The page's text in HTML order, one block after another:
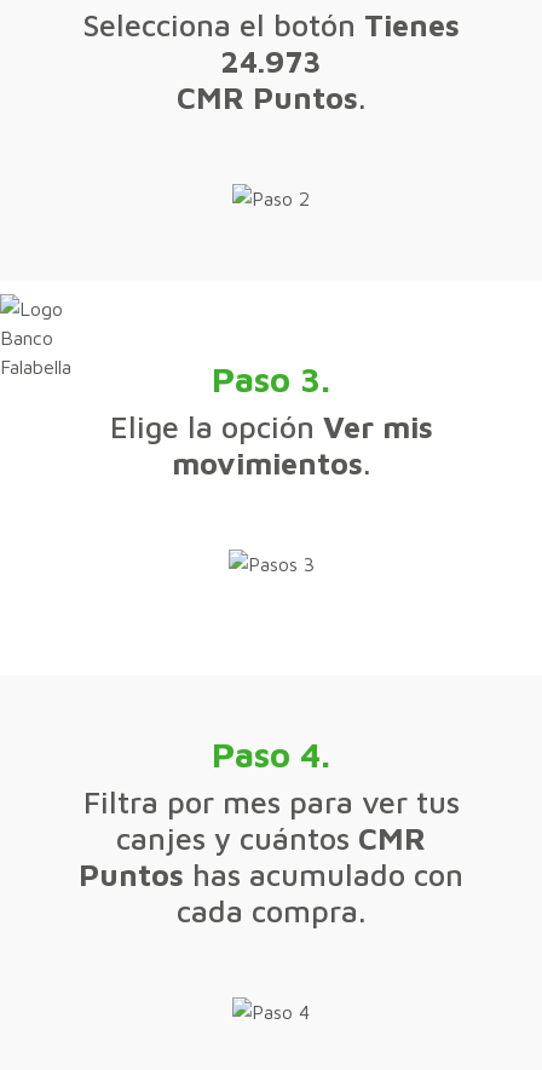
Selecciona el botón Tienes
24.973
CMR Puntos.
Paso 3.
Elige la opción Ver mis
movimientos.
Paso 4.
Filtra por mes para ver tus
canjes y cuántos CMR
Puntos has acumulado con
cada compra.